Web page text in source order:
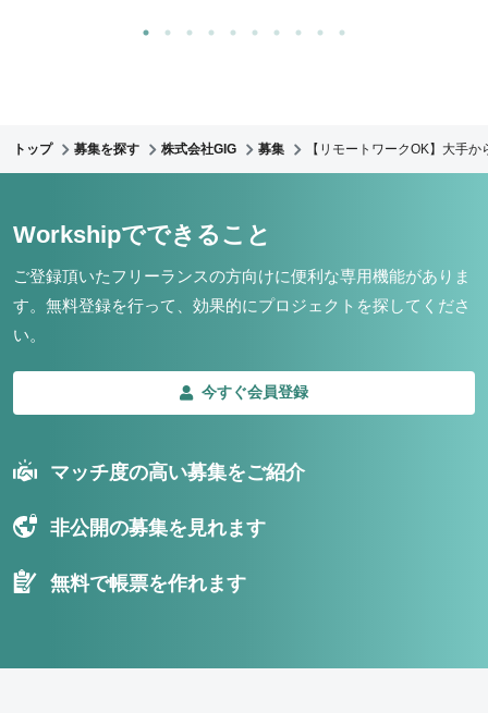
トップ 募集を探す 株式会社GIG 募集 【リモートワークOK】大手
Workshipでできること
ご登録頂いたフリーランスの方向けに便利な専用機能がありま
す。 無料登録を行って、効果的にプロジェクトを探してくださ
い。
今すぐ会員登録
マッチ度の高い募集をご紹介
非公開の募集を見れます
無料で帳票を作れます